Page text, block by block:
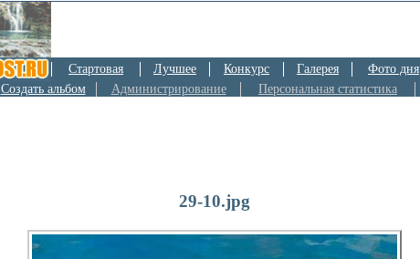
Стартовая Лучшее Конкурс Галерея Фото дня
Создать альбом Администрирование Персональная статистика
29-10.jpg